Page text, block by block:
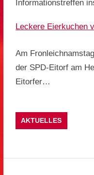
Informationstreffen
Leckere Eierkuchen
Am
der SPD-Eitorf am
Eitorfer…
AKTUELLES